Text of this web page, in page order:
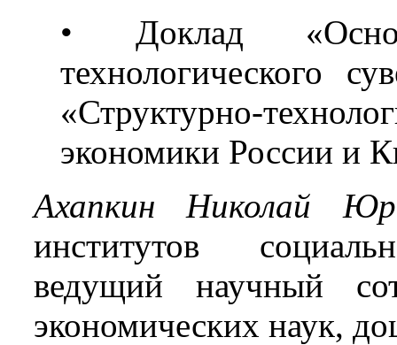
• Доклад
технологического
«Структурно-
экономики России и
Ахапкин Николай
институтов
ведущий научный
экономических наук,